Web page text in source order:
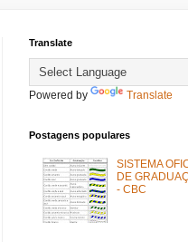
Translate
Powered by Translate
Postagens populares
SISTEMA
DE
- CBC